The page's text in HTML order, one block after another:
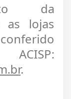
da
as lojas
.